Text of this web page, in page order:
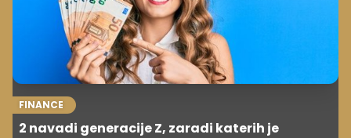
FINANCE
2 navadi generacije Z, zaradi katerih je